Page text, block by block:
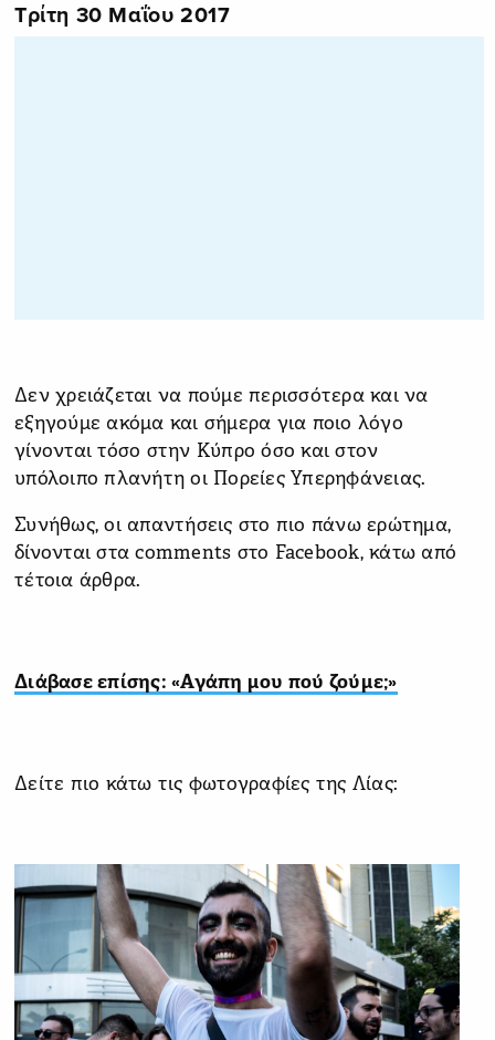
Τρίτη 30 Μαΐου 2017
Δεν χρειάζεται να πούμε περισσότερα και να
εξηγούμε ακόμα και σήμερα για ποιο λόγο
γίνονται τόσο στην Κύπρο όσο και στον
υπόλοιπο πλανήτη οι Πορείες Υπερηφάνειας.
Συνήθως, οι απαντήσεις στο πιο πάνω ερώτημα,
δίνονται στα comments στο Facebook, κάτω από
τέτοια άρθρα.
Διάβασε επίσης: «Αγάπη μου πού ζούμε;»
Δείτε πιο κάτω τις φωτογραφίες της Λίας: